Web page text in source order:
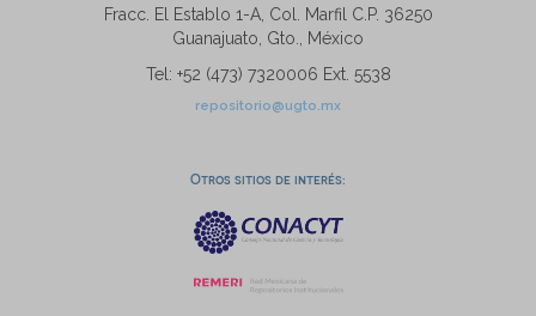
Fracc. El Establo 1-A, Col. Marfil C.P. 36250
Guanajuato, Gto., México
Tel: +52 (473) 7320006 Ext. 5538
repositorio@ugto.mx
Otros sitios de interés: